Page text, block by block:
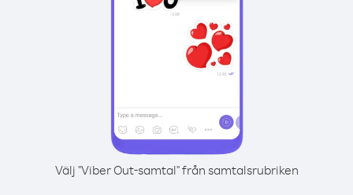
Välj "Viber Out-samtal" från samtalsrubriken